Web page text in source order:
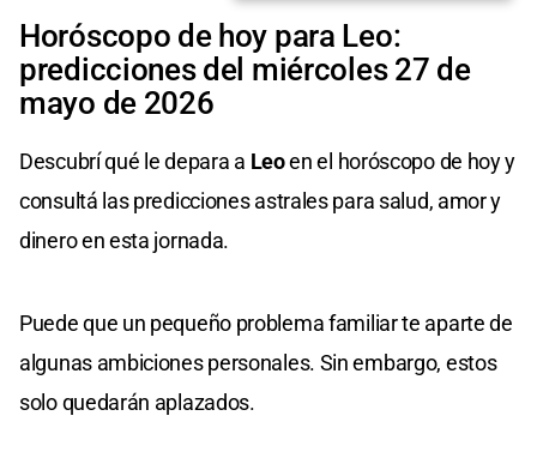
Horóscopo de hoy para Leo:
predicciones del miércoles 27 de
mayo de 2026
Descubrí qué le depara a Leoen el horóscopo de hoy y
consultá las predicciones astrales para salud, amor y
dinero en esta jornada.
Puede que un pequeño problema familiar te aparte de
algunas ambiciones personales. Sin embargo, estos
solo quedarán aplazados.